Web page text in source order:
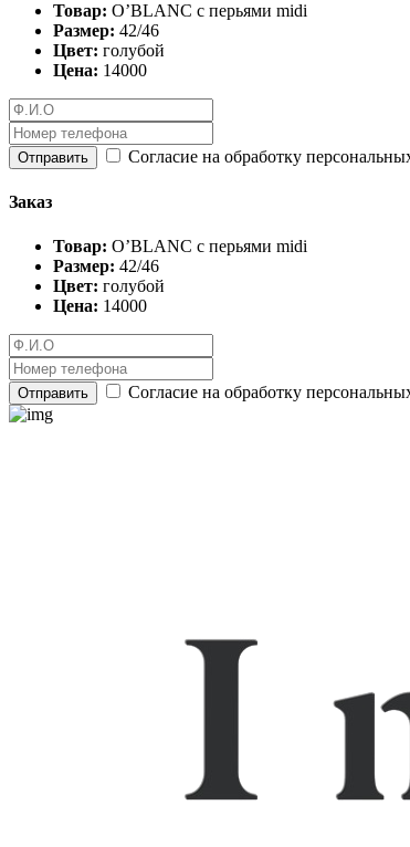
Товар: O’BLANC с перьями midi
Размер: 42/46
Цвет: голубой
Цена: 14000
Отправить Согласие на обработку
Заказ
Товар: O’BLANC с перьями midi
Размер: 42/46
Цвет: голубой
Цена: 14000
Отправить Согласие на обработку